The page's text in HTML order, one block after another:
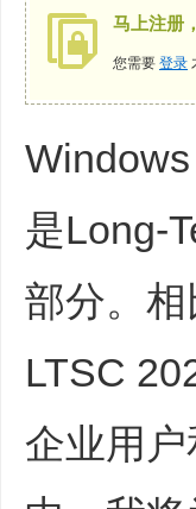
马上注册
您需要 登录
是Long-
部分。
LTSC
企业用